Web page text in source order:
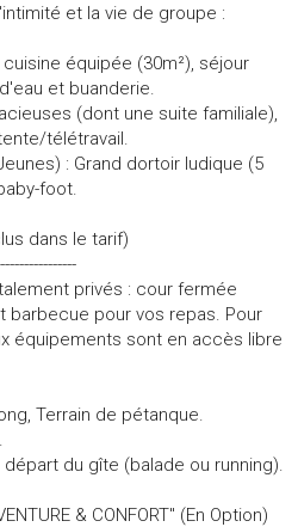
et la vie de groupe :
équipée (30m²), séjour
et buanderie.
(dont une suite familiale),
télétravail.
: Grand dortoir ludique (5
foot.
dans le tarif)
privés : cour fermée
barbecue pour vos repas. Pour
équipements sont en accès libre
Terrain de pétanque.
du gîte (balade ou running).
& CONFORT" (En Option)